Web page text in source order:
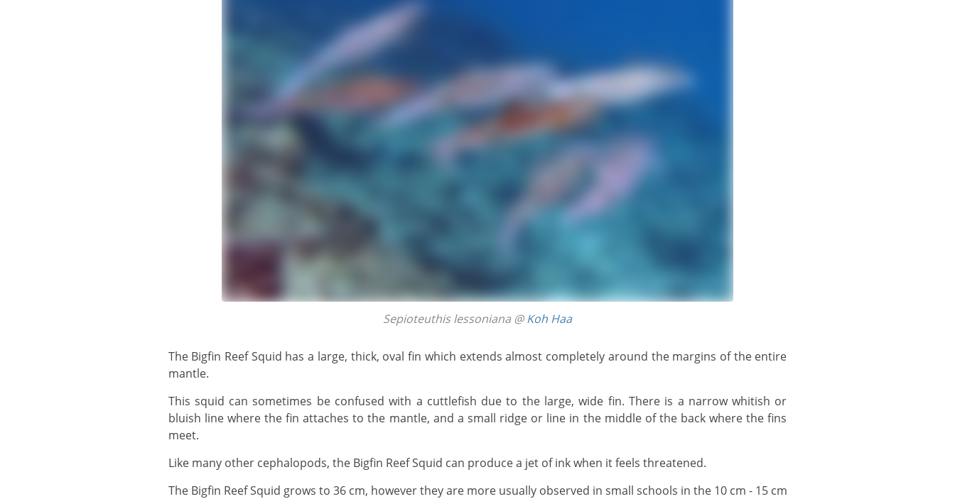
Sepioteuthis lessoniana @Koh Haa
The Bigfin Reef Squid has a large, thick, oval fin which extends almost completely around the margins of the entire
mantle.
This squid can sometimes be confused with a cuttlefish due to the large, wide fin. There is a narrow whitish or
bluish line where the fin attaches to the mantle, and a small ridge or line in the middle of the back where the fins
meet.
Like many other cephalopods, the Bigfin Reef Squid can produce a jet of ink when it feels threatened.
The Bigfin Reef Squid grows to 36 cm, however they are more usually observed in small schools in the 10 cm - 15 cm